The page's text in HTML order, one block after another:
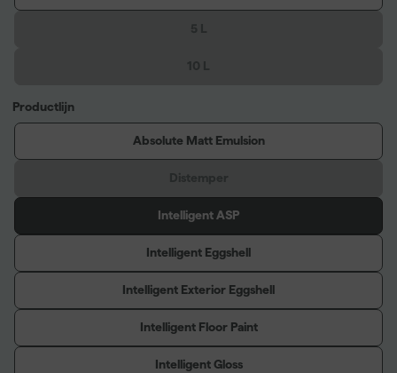
Productlijn
Absolute Matt Emulsion
Intelligent ASP
Intelligent Eggshell
Intelligent Exterior Eggshell
Intelligent Floor Paint
Intelligent Gloss